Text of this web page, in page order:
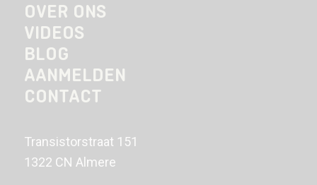
OVER ONS
VIDEOS
BLOG
AANMELDEN
CONTACT
Transistorstraat 151
1322 CN Almere